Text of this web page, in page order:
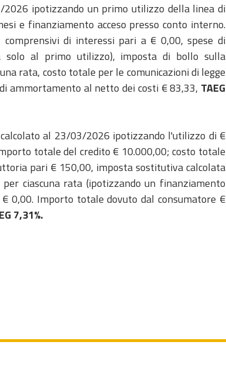
2026 ipotizzando un primo utilizzo della linea di
e finanziamento acceso presso conto interno.
di interessi pari a € 0,00, spese di
al primo utilizzo), imposta di bollo sulla
rata, costo totale per le comunicazioni di legge
ammortamento al netto dei costi € 83,33, TAEG
calcolato al 23/03/2026 ipotizzando l'utilizzo di €
totale del credito € 10.000,00; costo totale
pari € 150,00, imposta sostitutiva calcolata
ciascuna rata (ipotizzando un finanziamento
0,00. Importo totale dovuto dal consumatore €
7,31%.